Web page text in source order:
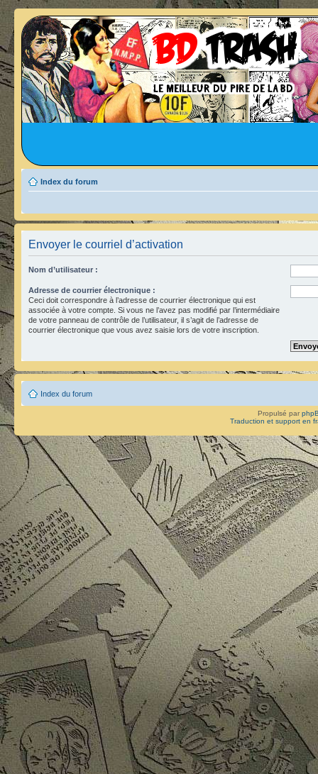
Index du forum
Envoyer le courriel d’activation
Nom d’utilisateur :
Adresse de courrier électronique :
Ceci doit correspondre à l’adresse de courrier électronique qui est
associée à votre compte. Si vous ne l’avez pas modifié par l’intermédiaire
de votre panneau de contrôle de l’utilisateur, il s’agit de l’adresse de
courrier électronique que vous avez saisie lors de votre inscription.
Index du forum
Propulsé par
Traduction et support en